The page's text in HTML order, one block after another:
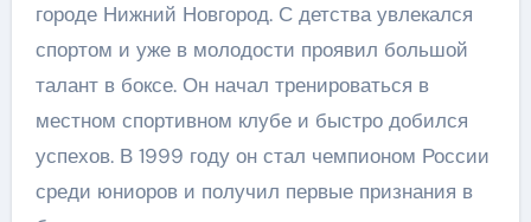
городе Нижний Новгород. С детства увлекался
спортом и уже в молодости проявил большой
талант в боксе. Он начал тренироваться в
местном спортивном клубе и быстро добился
успехов. В 1999 году он стал чемпионом России
среди юниоров и получил первые признания в